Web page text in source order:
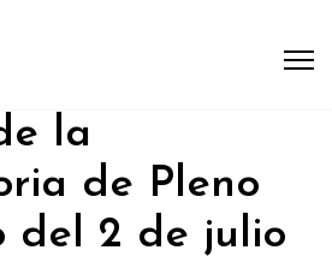
la
de Pleno
del 2 de julio